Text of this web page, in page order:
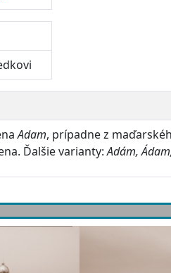
Adam, prípadne z
Ďalšie varianty:Adám,